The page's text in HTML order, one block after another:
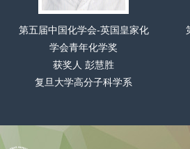
第五届中国化学会-英国皇家化
学会青年化学奖
获奖人 彭慧胜
复旦大学高分子科学系